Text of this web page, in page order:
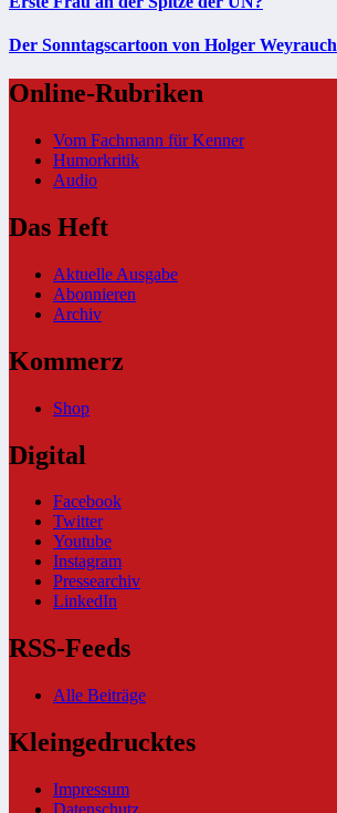
Der Sonntagscartoon von Holger Weyrauch
Online-Rubriken
Vom Fachmann für Kenner
Humorkritik
Audio
Das Heft
Aktuelle Ausgabe
Abonnieren
Archiv
Kommerz
Shop
Digital
Facebook
Twitter
Youtube
Instagram
Pressearchiv
LinkedIn
RSS-Feeds
Alle Beiträge
Kleingedrucktes
Impressum
Datenschutz